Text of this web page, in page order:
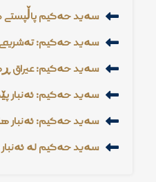
سەید حەكیم پاڵپشتی
سەید حەكیم: تەشریعی
سەید حەكیم: عیراق
سەید حەكیم: ئەنبار
سەید حەكیم: ئەنبار
سەید حەكیم لە